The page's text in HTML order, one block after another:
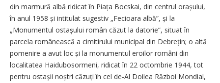
din marmură albă ridicat în Piața Bocskai, din centrul orașului,
în anul 1958 și intitulat sugestiv „Fecioara albă”, și la
„Monumentul ostaşului român căzut la datorie”, situat în
parcela românească a cimitirului municipal din Debrețin; o altă
pomenire a avut loc și la monumentul eroilor români din
localitatea Haidubosormeni, ridicat în 22 octombrie 1944, tot
pentru ostașii noștri căzuți în cel de‑Al Doilea Război Mondial,